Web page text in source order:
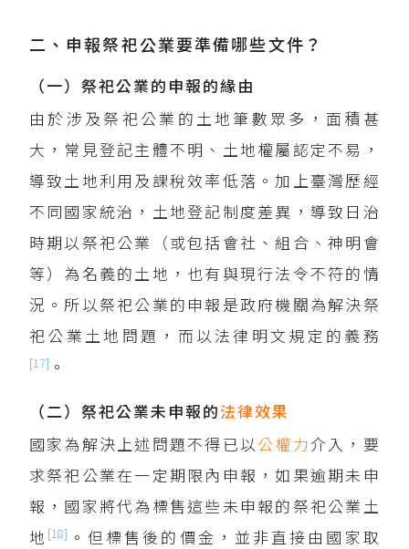
二、申報祭祀公業要準備哪些文件？
（一）祭祀公業的申報的緣由
由於涉及祭祀公業的土地筆數眾多，面積甚
大，常見登記主體不明、土地權屬認定不易，
導致土地利用及課稅效率低落。加上臺灣歷經
不同國家統治，土地登記制度差異，導致日治
時期以祭祀公業（或包括會社、組合、神明會
等）為名義的土地，也有與現行法令不符的情
況。所以祭祀公業的申報是政府機關為解決祭
祀公業土地問題，而以法律明文規定的義務
[17] 。
（二）祭祀公業未申報的法律效果
國家為解決上述問題不得已以公權力介入，要
求祭祀公業在一定期限內申報，如果逾期未申
報，國家將代為標售這些未申報的祭祀公業土
地 [18] 。但標售後的價金，並非直接由國家取